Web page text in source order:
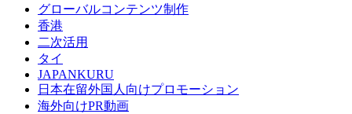
グローバルコンテンツ制作
香港
二次活用
タイ
JAPANKURU
日本在留外国人向けプロモーション
海外向けPR動画